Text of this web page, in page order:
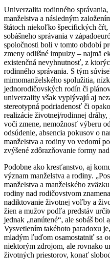
Univerzalita rodinného
manželstva a následným
štátoch niekoľko špecifických
sobášneho správania v
spoločnosti boli v tomto období
zmeny odlišné impulzy – najmä
existenčná nevyhnutnosť, z
rodinného správania. S tým
mimomanželského spolužitia,
jednorodičovských rodín či
univerzality však vyplývajú aj
stereotypná podriadenosť či
realizácie životnej/rodinnej
voči zmene, nemožnosť výberu
odsúdenie, absencia pokusov o
manželstva a rodiny vo vedomí
zvýšené zdôrazňovanie formy
Podobne ako kresťanstvo, aj
význam manželstva a rodiny.
manželstva a manželského
rodiny nad rodičovstvom
nadiktovanie životnej voľby a
žien a mužov podľa predstáv
jednak „nanútené“, ale sobáš bol
Vysvetlením takéhoto paradoxu
mladým ľuďom osamostatniť sa
niektorým zdrojom, ale rovnako
životných priestorov, konať